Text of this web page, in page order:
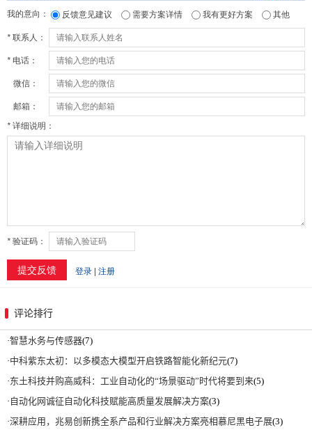
评论排行
·智慧水务与传感器(7)
·中科紫东太初：以多模态大模型开启铁路智能化新纪元(7)
·东土科技并购高威科：工业自动化的“场景驱动”时代将要到来(5)
· 自动化网诚征自动化科技赋能高质量发展解决方案(3)
·深耕应用，兆易创新携全系产品和行业解决方案亮相慕尼黑电子展(3)